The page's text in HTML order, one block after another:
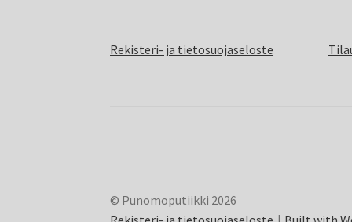
Rekisteri- ja tietosuojaseloste
© Punomoputiikki 2026